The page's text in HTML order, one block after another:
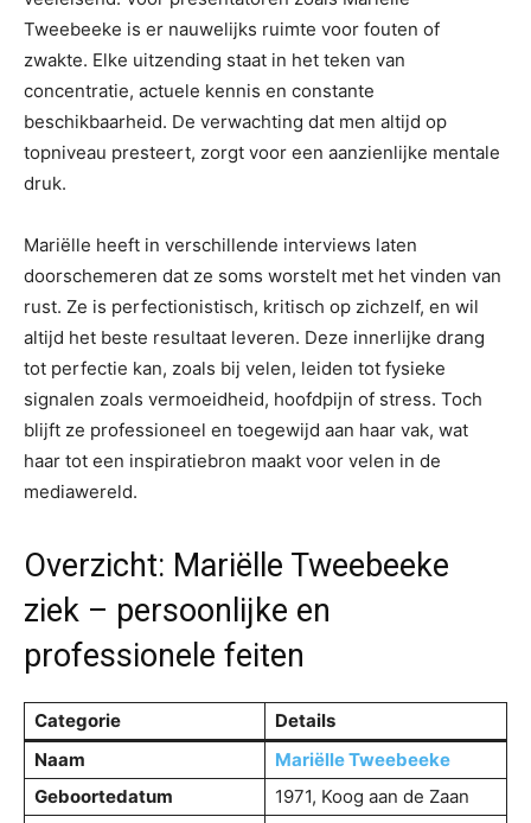
Tweebeeke is er nauwelijks ruimte voor fouten of
zwakte. Elke uitzending staat in het teken van
concentratie, actuele kennis en constante
beschikbaarheid. De verwachting dat men altijd op
topniveau presteert, zorgt voor een aanzienlijke mentale
druk.
Mariëlle heeft in verschillende interviews laten
doorschemeren dat ze soms worstelt met het vinden van
rust. Ze is perfectionistisch, kritisch op zichzelf, en wil
altijd het beste resultaat leveren. Deze innerlijke drang
tot perfectie kan, zoals bij velen, leiden tot fysieke
signalen zoals vermoeidheid, hoofdpijn of stress. Toch
blijft ze professioneel en toegewijd aan haar vak, wat
haar tot een inspiratiebron maakt voor velen in de
mediawereld.
Overzicht: Mariëlle Tweebeeke
ziek – persoonlijke en
professionele feiten
Categorie
Details
Naam
Mariëlle Tweebeeke
Geboortedatum
1971, Koog aan de Zaan